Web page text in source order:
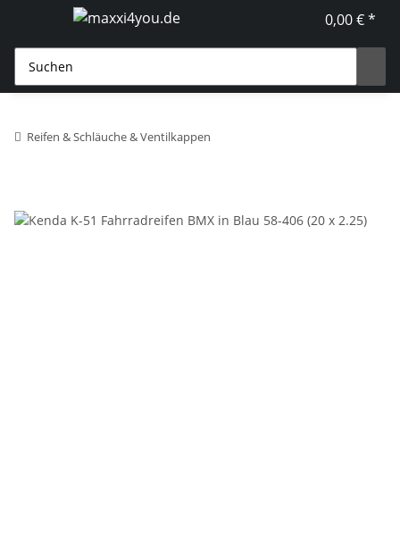
0,00 € *
Reifen & Schläuche & Ventilkappen